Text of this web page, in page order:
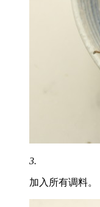
3.
加入所有调料。